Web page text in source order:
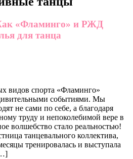
«Фламинго» и РЖД
для танца
видов спорта «Фламинго»
событиями. Мы
не сами по себе, а благодаря
труду и непоколебимой вере в
волшебство стало реальностью!
танцевального коллектива,
тренировалась и выступала